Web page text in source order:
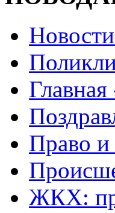
Право и
ЖКХ: